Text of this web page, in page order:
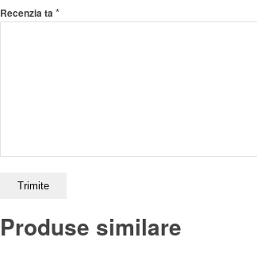
Recenzia ta *
Produse similare